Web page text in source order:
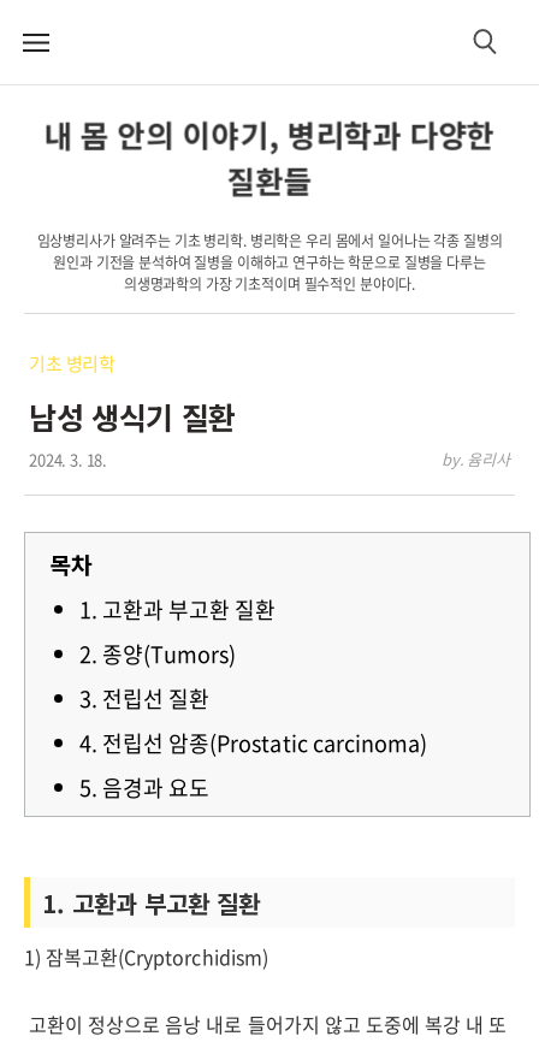
메
검
내 몸 안의 이야기, 병리학과 다양한
질환들
임상병리사가 알려주는 기초 병리학. 병리학은 우리 몸에서 일어나는 각종 질병의
원인과 기전을 분석하여 질병을 이해하고 연구하는 학문으로 질병을 다루는
의생명과학의 가장 기초적이며 필수적인 분야이다.
기초 병리학
남성 생식기 질환
2024. 3. 18. by. 윰리사
목차
1. 고환과 부고환 질환
2. 종양(Tumors)
3. 전립선 질환
4. 전립선 암종(Prostatic carcinoma)
5. 음경과 요도
1. 고환과 부고환 질환
1) 잠복고환(Cryptorchidism)
고환이 정상으로 음낭 내로 들어가지 않고 도중에 복강 내 또